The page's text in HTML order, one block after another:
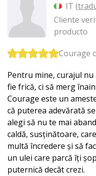
IT (
Cliente
producto
Courage
Pentru mine, curajul
fie frică, ci să merg
Courage este un
că puterea adevărată
alegi să nu te mai
caldă, susținătoare,
multă încredere și să
un ulei care parcă îți
puternică decât crezi.